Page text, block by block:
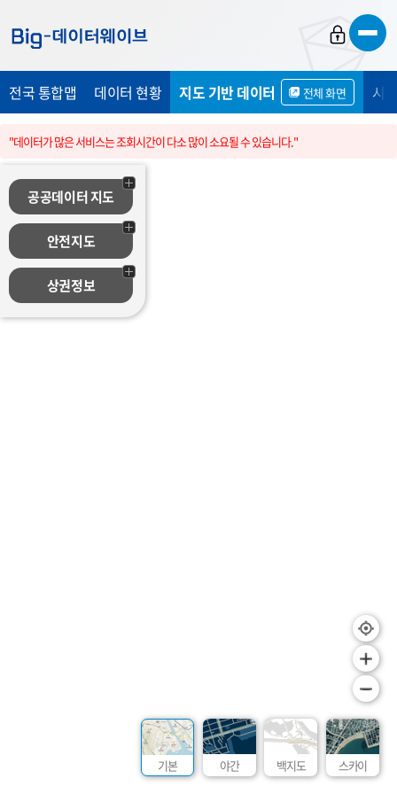
가
기
가
기
가
기
전국 통합맵 데이터 현황 지도 기반 데이터 전체 화면 시
기본 야간 백지도 스카이
"데이터가 많은 서비스는 조회시간이 다소 많이 소요될 수 있습니다."
공공데이터 지도
안전지도
상권정보
+
–